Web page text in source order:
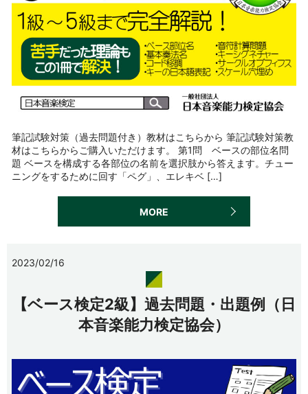
筆記試験対策（過去問題付き）教材はこちらから 筆記試験対策教
材はこちらからご購入いただけます。 第1問 ベースの部位名問
題 ベースを構成する各部位の名前を選択肢から答えます。チュー
ニングをするために回す「ペグ」、エレキベ […]
MORE
2023/02/16
【ベース検定2級】過去問題・出題例（日
本音楽能力検定協会）